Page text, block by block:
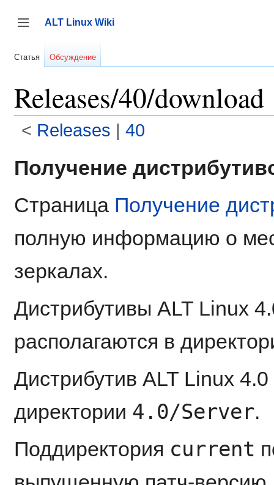
содержанию
Переключить боковую панель
ALT Linux Wiki
Статья Обсуждение
Releases/40/download
< Releases 40
Получение
Страница Получение
полную информацию о
зеркалах.
Дистрибутивы ALT Linux
располагаются в
Дистрибутив ALT Linux
директории 4.0/Server.
Поддиректория current